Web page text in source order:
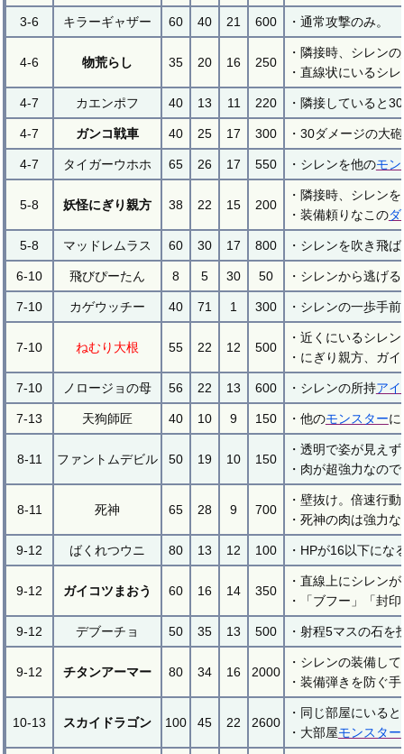
3-6 キラーギャザー 60 40 21 600 ・通常攻撃のみ。
4-6 物荒らし 35 20 16 250
・隣接時、シレンの
・直線状にいるシ
4-7 カエンポフ 40 13 11 220 ・隣接していると
4-7 ガンコ戦車 40 25 17 300 ・30ダメージの大
4-7 タイガーウホホ 65 26 17 550 ・シレンを他のモン
5-8 妖怪にぎり親方 38 22 15 200
・隣接時、シレン
・装備頼りなこのダ
5-8 マッドレムラス 60 30 17 800 ・シレンを吹き飛
6-10 飛びぴーたん 8 5 30 50 ・シレンから逃げ
7-10 カゲウッチー 40 71 1 300 ・シレンの一歩手
7-10 ねむり大根 55 22 12 500
・近くにいるシレ
・にぎり親方、ガ
7-10 ノロージョの母 56 22 13 600 ・シレンの所持アイ
7-13 天狗師匠 40 10 9 150 ・他のモンスター
8-11 ファントムデビル 50 19 10 150
・透明で姿が見え
・肉が超強力なの
8-11 死神 65 28 9 700
・壁抜け。倍速行
・死神の肉は強力
9-12 ばくれつウニ 80 13 12 100 ・HPが16以下にな
9-12 ガイコツまおう 60 16 14 350
・直線上にシレン
・「ブフー」「封
9-12 デブーチョ 50 35 13 500 ・射程5マスの石を
9-12 チタンアーマー 80 34 16 2000
・シレンの装備し
・装備弾きを防ぐ
10-13 スカイドラゴン 100 45 22 2600
・同じ部屋にいる
・大部屋モンスター